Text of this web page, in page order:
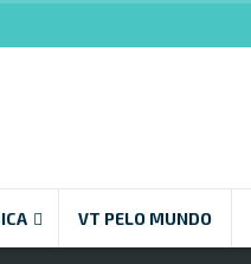
VT PELO MUNDO